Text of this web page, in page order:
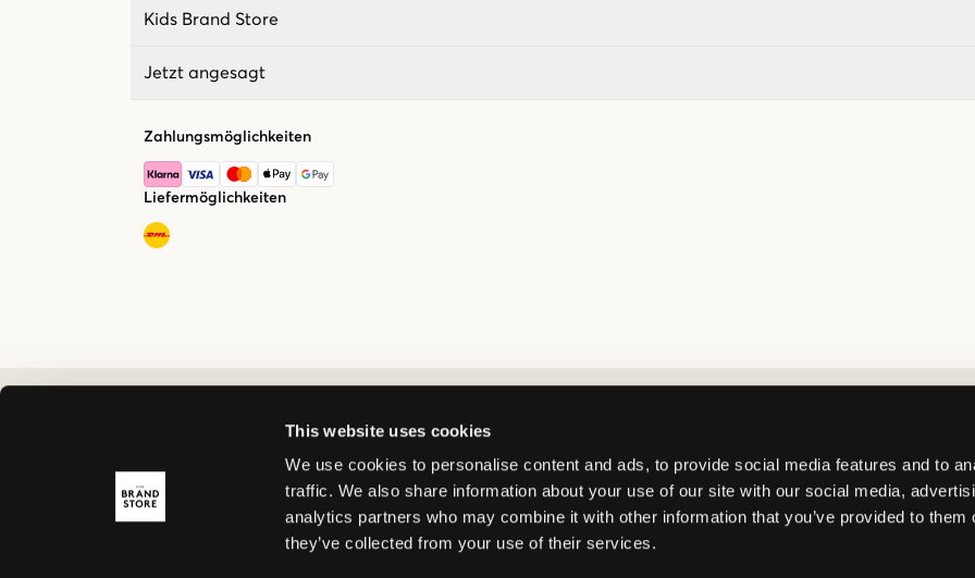
This website uses cookies
We use cookies to personalise content and ads, to provide social media features and to
traffic. We also share information about your use of our site with our social media,
analytics partners who may combine it with other information that you’ve provided to them
they’ve collected from your use of their services.
Kids Brand Store
Jetzt angesagt
Zahlungsmöglichkeiten
Liefermöglichkeiten